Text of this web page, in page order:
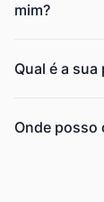
mim?
Qual é a
Onde posso